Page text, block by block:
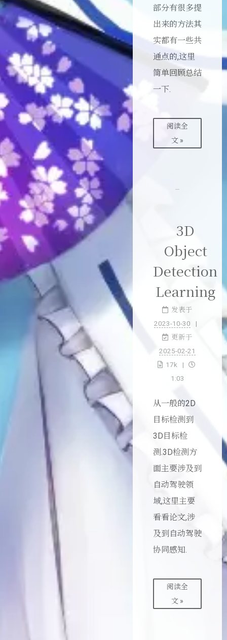
部分有很多提
出来的方法其
实都有一些共
通点的,这里
简单回顾总结
一下.
阅读全
文 »
3D
Object
Detection
Learning
发表于
2023-10-30
更新于
2025-02-21
17k
1:03
从一般的2D
目标检测到
3D目标检
测.3D检测方
面主要涉及到
自动驾驶领
域,这里主要
看看论文,涉
及到自动驾驶
协同感知.
阅读全
文 »